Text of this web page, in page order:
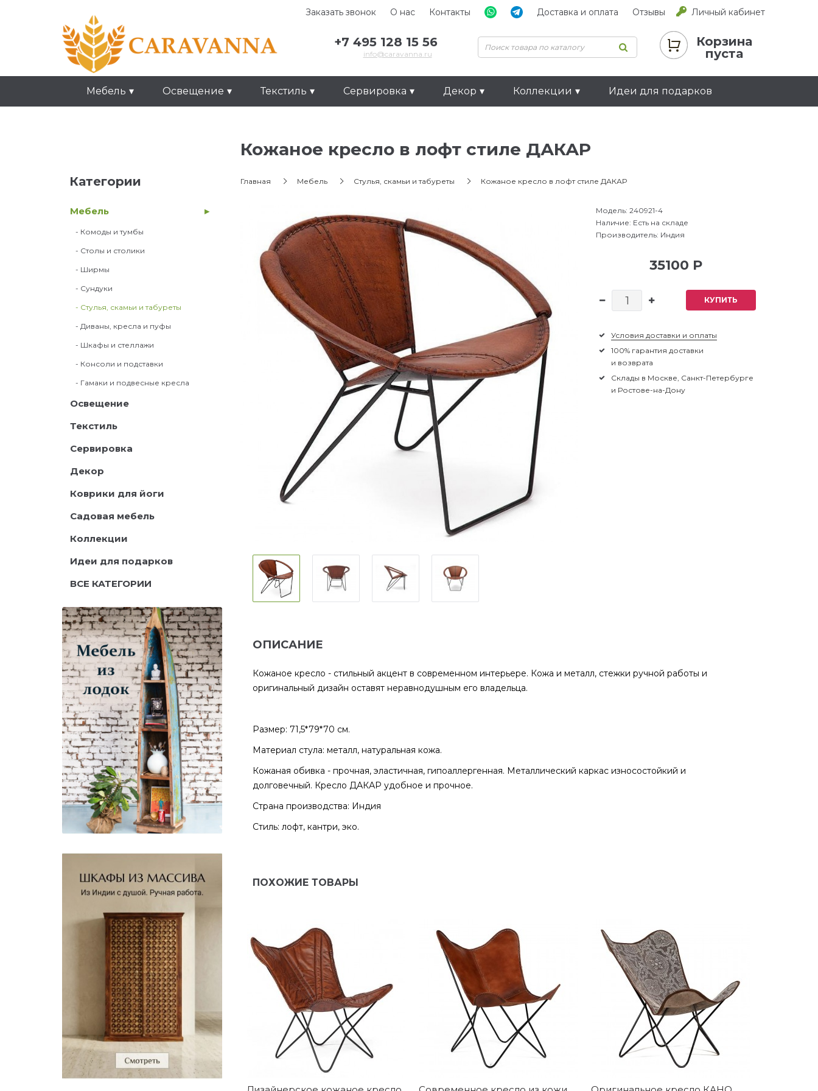
Заказать звонок О нас Контакты Доставка и оплата Отзывы Личный кабинет
+7 495 128 15 56
info@caravanna.ru
Корзина
пуста
Мебель Освещение Текстиль Сервировка Декор Коллекции Идеи для подарков
Категории
Мебель
- Комоды и тумбы
- Столы и столики
- Ширмы
- Сундуки
- Стулья, скамьи и табуреты
- Диваны, кресла и пуфы
- Шкафы и стеллажи
- Консоли и подставки
- Гамаки и подвесные кресла
Освещение
Текстиль
Сервировка
Декор
Коврики для йоги
Садовая мебель
Коллекции
Идеи для подарков
ВСЕ КАТЕГОРИИ
Кожаное кресло в лофт стиле ДАКАР
Главная Мебель Стулья, скамьи и табуреты Кожаное кресло в лофт стиле ДАКАР
Модель:240921-4
Наличие: Есть на складе
Производитель: Индия
35100 Р
КУПИТЬ
Условия доставки и оплаты
100% гарантия доставки
и возврата
Склады в Москве, Санкт-Петербурге
и Ростове-на-Дону
ОПИСАНИЕ
Кожаное кресло - стильный акцент в современном интерьере. Кожа и металл, стежки ручной работы и
оригинальный дизайн оставят неравнодушным его владельца.
Размер: 71,5*79*70 см.
Материал стула: металл, натуральная кожа.
Кожаная обивка - прочная, эластичная, гипоаллергенная. Металлический каркас износостойкий и
долговечный. Кресло ДАКАР удобное и прочное.
Страна производства: Индия
Стиль: лофт, кантри, эко.
ПОХОЖИЕ ТОВАРЫ